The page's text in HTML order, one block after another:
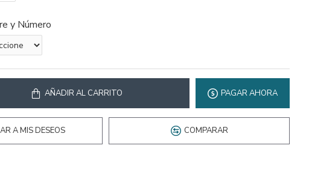
y Número
AÑADIR AL CARRITO PAGAR AHORA
A MIS DESEOS COMPARAR